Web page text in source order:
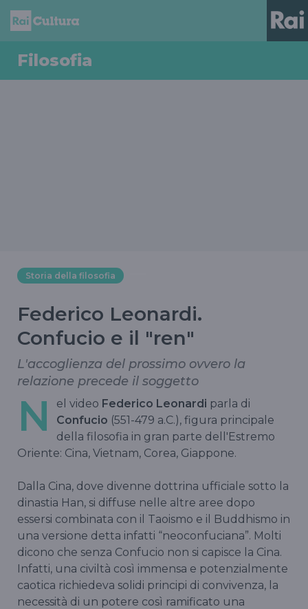
Filosofia
Storia della filosofia
Federico Leonardi.
Confucio e il "ren"
L'accoglienza del prossimo ovvero la
relazione precede il soggetto
N el video Federico Leonardi parla di
Confucio (551-479 a.C.), figura principale
della filosofia in gran parte dell'Estremo
Oriente: Cina, Vietnam, Corea, Giappone.
Dalla Cina, dove divenne dottrina ufficiale sotto la
dinastia Han, si diffuse nelle altre aree dopo
essersi combinata con il Taoismo e il Buddhismo in
una versione detta infatti “neoconfuciana”. Molti
dicono che senza Confucio non si capisce la Cina.
Infatti, una civiltà così immensa e potenzialmente
caotica richiedeva solidi principi di convivenza, la
necessità di un potere così ramificato una